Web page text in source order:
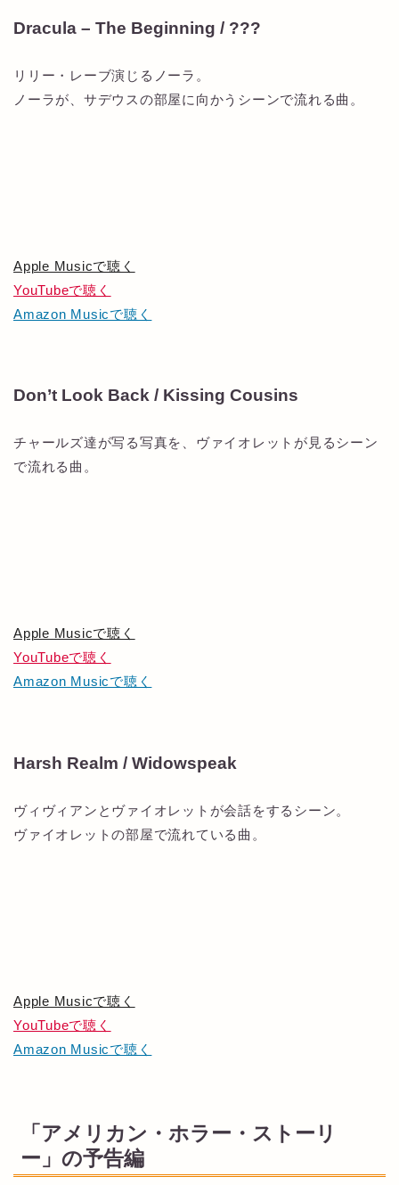
Dracula – The Beginning / ???
リリー・レーブ演じるノーラ。
ノーラが、サデウスの部屋に向かうシーンで流れる曲。
Apple Musicで聴く
YouTubeで聴く
Amazon Musicで聴く
Don’t Look Back / Kissing Cousins
チャールズ達が写る写真を、ヴァイオレットが見るシーン
で流れる曲。
Apple Musicで聴く
YouTubeで聴く
Amazon Musicで聴く
Harsh Realm / Widowspeak
ヴィヴィアンとヴァイオレットが会話をするシーン。
ヴァイオレットの部屋で流れている曲。
Apple Musicで聴く
YouTubeで聴く
Amazon Musicで聴く
「アメリカン・ホラー・ストーリ
ー」の予告編